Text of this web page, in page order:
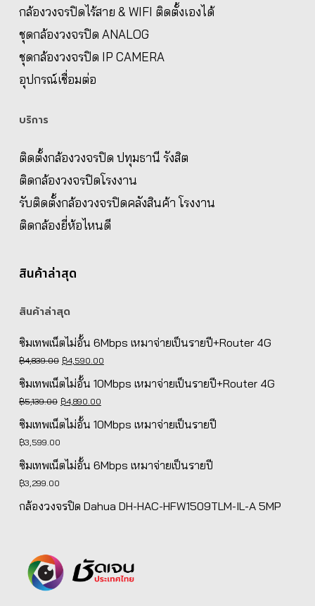
กล้องวงจรปิดไร้สาย & WIFI ติดตั้งเองได้
ชุดกล้องวงจรปิด ANALOG
ชุดกล้องวงจรปิด IP CAMERA
อุปกรณ์เชื่อมต่อ
บริการ
ติดตั้งกล้องวงจรปิด ปทุมธานี รังสิต
ติดกล้องวงจรปิดโรงงาน
รับติดตั้งกล้องวงจรปิดคลังสินค้า โรงงาน
ติดกล้องยี่ห้อไหนดี
สินค้าล่าสุด
สินค้าล่าสุด
ซิมเทพเน็ตไม่อั้น 6Mbps เหมาจ่ายเป็นรายปี+Router 4G
฿4,839.00 Original
price
฿4,839.00.
฿4,590.00Current
ซิมเทพเน็ตไม่อั้น 10Mbps เหมาจ่ายเป็นรายปี+Router 4G
฿5,139.00 Original
price
฿4,890.00Current
ซิมเทพเน็ตไม่อั้น 10Mbps เหมาจ่ายเป็นรายปี
฿3,599.00
ซิมเทพเน็ตไม่อั้น 6Mbps เหมาจ่ายเป็นรายปี
฿3,299.00
กล้องวงจรปิด Dahua DH-HAC-HFW1509TLM-IL-A 5MP